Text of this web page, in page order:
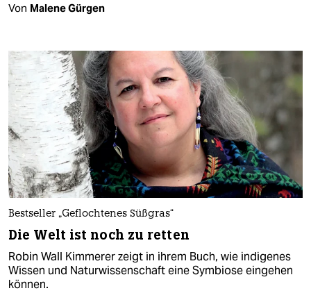
Von Malene Gürgen
Bestseller „Geflochtenes Süßgras“
Die Welt ist noch zu retten
Robin Wall Kimmerer zeigt in ihrem Buch, wie indigenes
Wissen und Naturwissenschaft eine Symbiose eingehen
können.